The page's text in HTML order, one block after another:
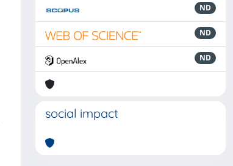
ND
ND
ND
social impact